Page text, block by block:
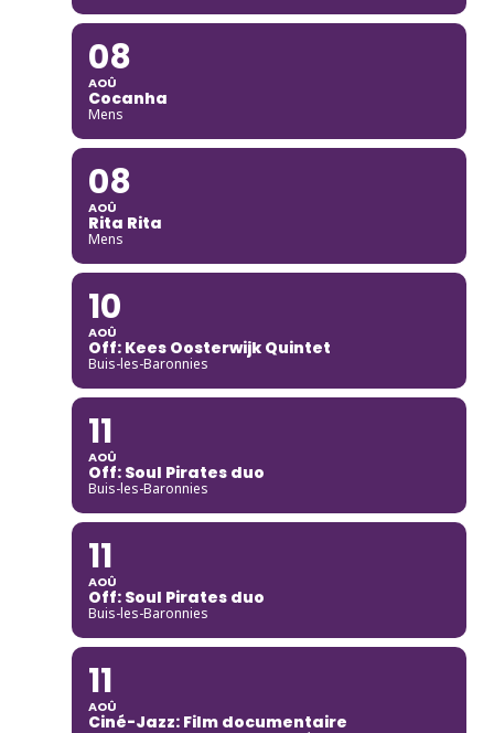
08
AOÛ
Cocanha
Mens
08
AOÛ
Rita Rita
Mens
10
AOÛ
Off: Kees Oosterwijk Quintet
Buis-les-Baronnies
11
AOÛ
Off: Soul Pirates duo
Buis-les-Baronnies
11
AOÛ
Off: Soul Pirates duo
Buis-les-Baronnies
11
AOÛ
Ciné-Jazz: Film documentaire